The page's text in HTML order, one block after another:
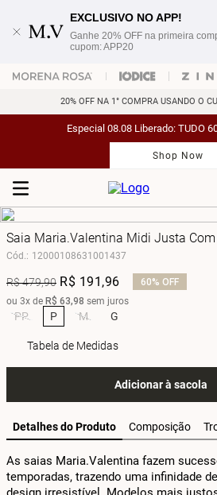
EXCLUSIVO NO APP!
Ganhe 20% OFF na primeira
cupom: APP20
20% OFF NA 1° COMPRA USANDO O
Especial 08.08 Liberado: TUDO
Shop Now
Saia Maria.Valentina Midi Justa
Cód.: 12000108631001437
R$479,90 R$ 191 ,96 60% OFF
ou 3x de R$ 63,98 sem juros
PP P M G
Tabela de Medidas
Adicionar à sacola
Detalhes do Produto Composição
As saias Maria.Valentina fazem
temporadas, trazendo uma infinidade